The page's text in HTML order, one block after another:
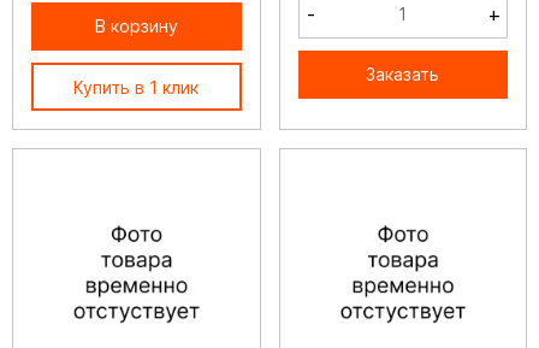
В корзину
Купить в 1 клик
- +
Заказать